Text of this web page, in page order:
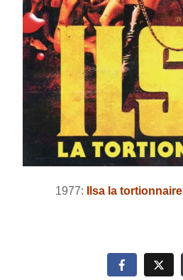
1977: Ilsa la tortionnaire